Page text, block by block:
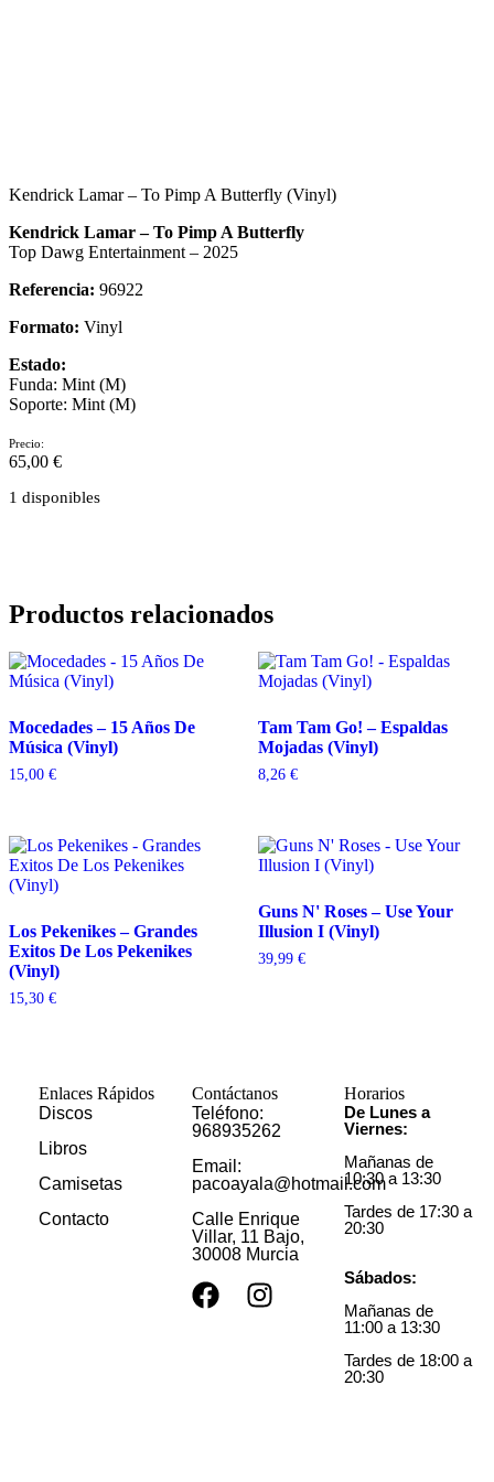
Kendrick Lamar – To Pimp A Butterfly (Vinyl)
Kendrick Lamar – To Pimp A Butterfly
Top Dawg Entertainment – 2025
Referencia: 96922
Formato: Vinyl
Estado:
Funda: Mint (M)
Soporte: Mint (M)
Precio:
65,00 €
1 disponibles
Productos relacionados
Mocedades – 15 Años De
Música (Vinyl)
15,00 €
Tam Tam Go! – Espaldas
Mojadas (Vinyl)
8,26 €
Los Pekenikes – Grandes
Exitos De Los Pekenikes
(Vinyl)
15,30 €
Guns N' Roses – Use Your
Illusion I (Vinyl)
39,99 €
Enlaces Rápidos
Discos
Libros
Camisetas
Contacto
Contáctanos
Teléfono:
968935262
Email:
pacoayala@hotmail.com
Calle Enrique
Villar, 11 Bajo,
30008 Murcia
Horarios
De Lunes a
Viernes:
Mañanas de
10:30 a 13:30
Tardes de 17:30 a
20:30
Sábados:
Mañanas de
11:00 a 13:30
Tardes de 18:00 a
20:30